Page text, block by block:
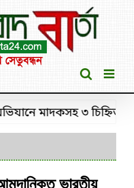
মাদকসহ ৩ চিহ্নিত
ভারতীয়